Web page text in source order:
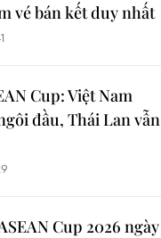
vé bán kết duy nhất
Cup: Việt Nam
đầu, Thái Lan vẫn
Cup 2026 ngày